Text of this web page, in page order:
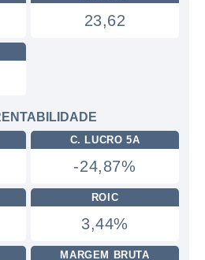
23,62
C. LUCRO 5A
-24,87%
ROIC
3,44%
MARGEM BRUTA